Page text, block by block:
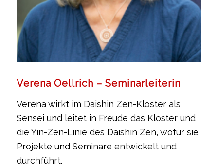
Verena Oellrich – Seminarleiterin
Verena wirkt im Daishin Zen-Kloster als
Sensei und leitet in Freude das Kloster und
die Yin-Zen-Linie des Daishin Zen, wofür sie
Projekte und Seminare entwickelt und
durchführt.